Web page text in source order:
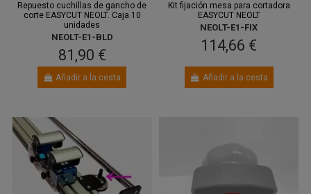
Repuesto cuchillas de gancho de
corte EASYCUT NEOLT. Caja 10
unidades
NEOLT-E1-BLD
81,90 €
Añadir a la cesta
Kit fijación mesa para cortadora
EASYCUT NEOLT
NEOLT-E1-FIX
114,66 €
Añadir a la cesta